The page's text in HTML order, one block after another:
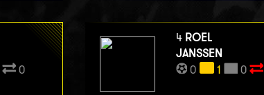
0
4 ROEL
JANSSEN
0
1 0